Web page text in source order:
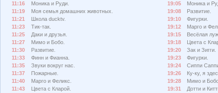
11:16
Моника и Руди.
11:19
Моя семья домашних животных.
11:21
Школа ducktv.
11:23
Тик-так.
11:25
Даки и друзья.
11:27
Мимо и Бобо.
11:30
Развитие.
11:33
Финн и Фианна.
11:35
Звуки вокруг нас.
11:37
Пожарные.
11:40
Марго и Феликс.
11:43
Цвета с Кларой.
19:05
Моника и
19:08
Развитие.
19:10
Фигурки.
19:12
Марго и
19:15
Весёлая
19:18
Цвета с
19:20
Зак и Зигги.
19:23
Фигурки.
19:24
Сиппи
19:26
Ку-ку, я
19:28
Мимо и
19:31
Дотти и